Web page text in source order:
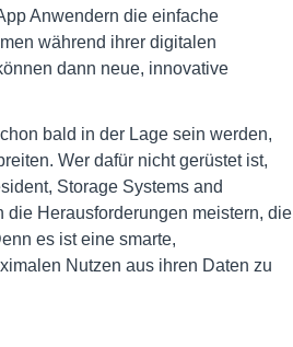
Anwendern die einfache
während ihrer digitalen
dann neue, innovative
bald in der Lage sein werden,
Wer dafür nicht gerüstet ist,
Storage Systems and
Herausforderungen meistern, die
es ist eine smarte,
Nutzen aus ihren Daten zu